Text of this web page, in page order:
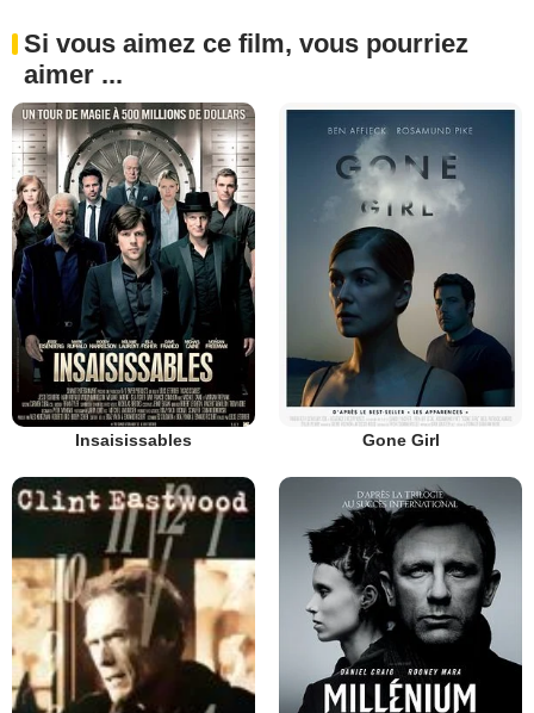
Si vous aimez ce film, vous pourriez
aimer ...
Insaisissables Gone Girl